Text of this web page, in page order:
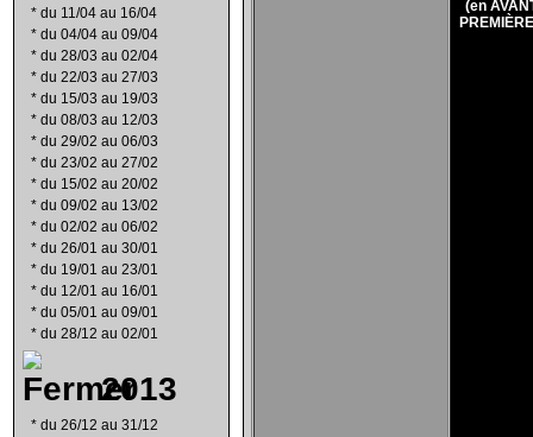
* du 11/04 au 16/04
* du 04/04 au 09/04
* du 28/03 au 02/04
* du 22/03 au 27/03
* du 15/03 au 19/03
* du 08/03 au 12/03
* du 29/02 au 06/03
* du 23/02 au 27/02
* du 15/02 au 20/02
* du 09/02 au 13/02
* du 02/02 au 06/02
* du 26/01 au 30/01
* du 19/01 au 23/01
* du 12/01 au 16/01
* du 05/01 au 09/01
* du 28/12 au 02/01
2013
* du 26/12 au 31/12
(en